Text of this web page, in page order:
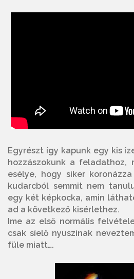
Egyrészt így kapunk egy kis
hozzászokunk a feladathoz,
esélye, hogy siker
kudarcból semmit nem
egy két képkocka, amin
ad a következő kisérlethez.
Ime az első normális
csak síelő nyuszinak
füle miatt….